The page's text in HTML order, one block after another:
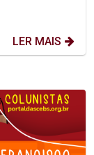
LER MAIS